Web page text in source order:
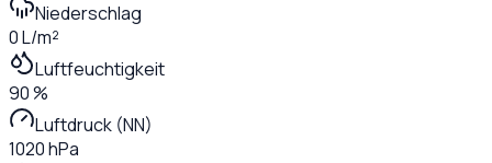
Niederschlag
0 L/m²
Luftfeuchtigkeit
90 %
Luftdruck (NN)
1020 hPa